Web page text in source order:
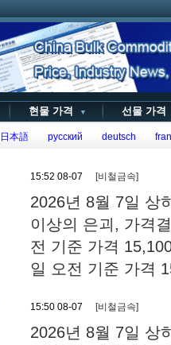
현물 가격 ▼ 선물 가
日本語 русский deutsch
15:52 08-07 [비철금속]
2026년 8월 7일 상
이상의 은괴, 가격
전 기준 가격
일 오전 기준 가격
15:50 08-07 [비철금속]
2026년 8월 7일 상